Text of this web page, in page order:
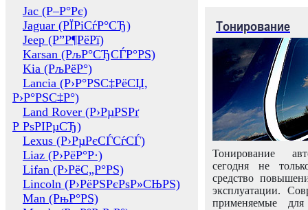
Jac (Р–Р°Рє)
Jaguar (РЇРіСѓР°СЂ)
Jeep (Р”Р¶РёРї)
Karsan (РљР°СЂСЃР°РЅ)
Kia (РљРёР°)
Lancia (Р›Р°РЅС‡РёСЏ,
Р›Р°РЅС‡Р°)
Land Rover (Р›РµРЅРґ
Р РѕРІРµСЂ)
Lexus (Р›РµРєСЃСѓСЃ)
Liaz (Р›РёР°Р·)
Lifan (Р›РёС„Р°РЅ)
Lincoln (Р›РёРЅРєРѕР»СЊРЅ)
Man (РњР°РЅ)
Тонирование
Тонирование
сегодня не
средство
эксплуатации.
применяемые